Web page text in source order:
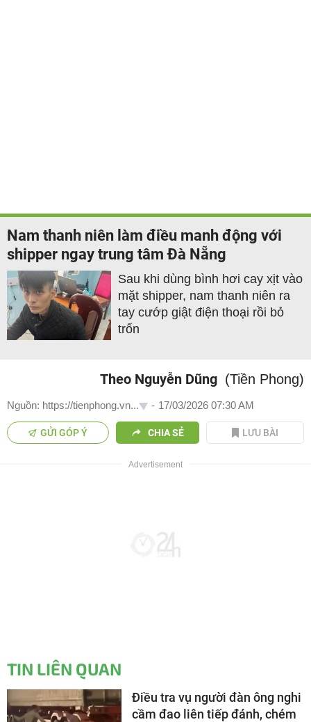
Nam thanh niên làm điều manh động với
shipper ngay trung tâm Đà Nẵng
Sau khi dùng bình hơi cay xịt vào
mặt shipper, nam thanh niên ra
tay cướp giật điện thoại rồi bỏ
trốn
Theo Nguyễn Dũng (Tiền Phong)
Nguồn: https://tienphong.vn... - 17/03/2026 07:30 AM
GỬI GÓP Ý CHIA SẺ LƯU BÀI
TIN LIÊN QUAN
Điều tra vụ người đàn ông nghi
cầm đao liên tiếp đánh, chém